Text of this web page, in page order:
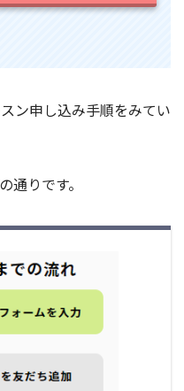
ン申し込み手順をみてい
通りです。